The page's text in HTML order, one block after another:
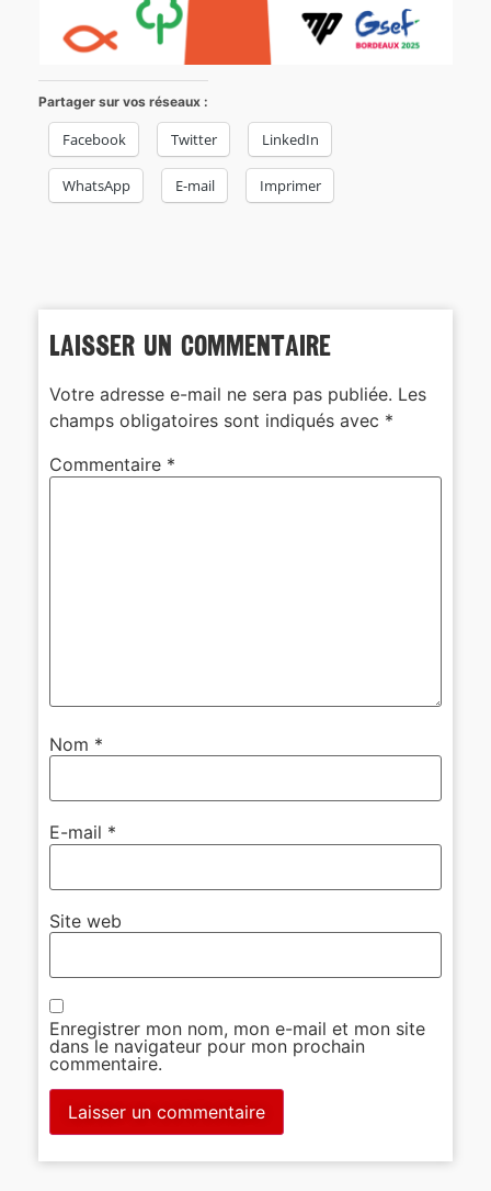
Partager sur vos réseaux :
Facebook Twitter LinkedIn
WhatsApp E-mail Imprimer
Laisser un commentaire
Votre adresse e-mail ne sera pas publiée. Les
champs obligatoires sont indiqués avec *
Commentaire *
Nom *
E-mail *
Site web
Enregistrer mon nom, mon e-mail et mon site
dans le navigateur pour mon prochain
commentaire.